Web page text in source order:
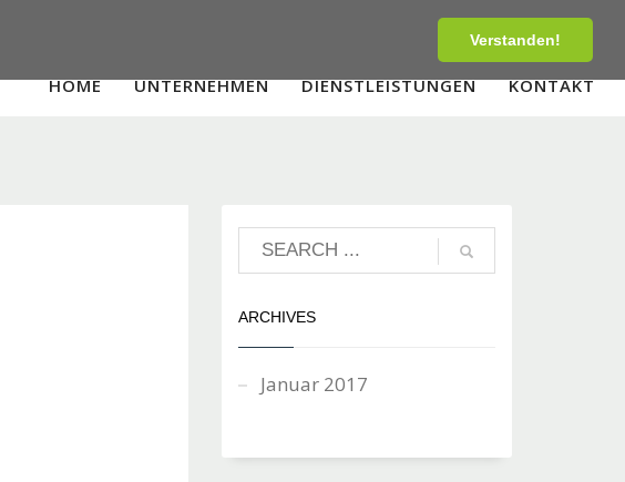
Verstanden!
HOME UNTERNEHMEN DIENSTLEISTUNGEN KONTAKT
ARCHIVES
Januar 2017